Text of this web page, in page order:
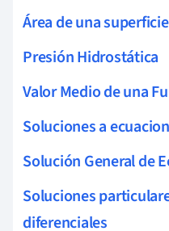
Área de una
Presión Hidrostática
Valor Medio de una
Soluciones a
Solución General de
Soluciones
diferenciales